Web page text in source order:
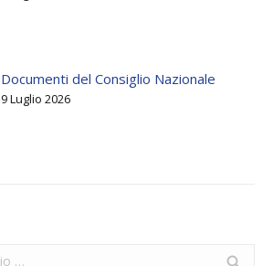
Documenti del Consiglio Nazionale
9 Luglio 2026